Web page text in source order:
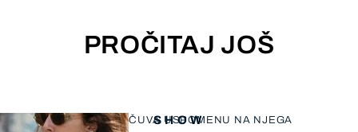
PROČITAJ JOŠ
SHOW
ČUVA USPOMENU NA NJEGA